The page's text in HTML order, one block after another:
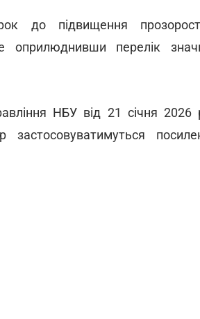
до підвищення
оприлюднивши перелік
НБУ від 21 січня
застосовуватимуться